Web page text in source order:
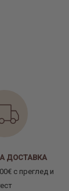
ДОСТАВКА
с преглед и